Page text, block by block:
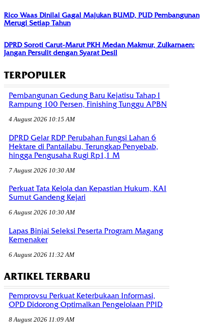
Rico Waas Dinilai Gagal Majukan BUMD, PUD Pembangunan
Merugi Setiap Tahun
DPRD Soroti Carut-Marut PKH Medan Makmur, Zulkarnaen:
Jangan Persulit dengan Syarat Desil
TERPOPULER
Pembangunan Gedung Baru Kejatisu Tahap I
Rampung 100 Persen, Finishing Tunggu APBN
4 August 2026 10:15 AM
DPRD Gelar RDP Perubahan Fungsi Lahan 6
Hektare di Pantailabu, Terungkap Penyebab,
hingga Pengusaha Rugi Rp1,1 M
7 August 2026 10:30 AM
Perkuat Tata Kelola dan Kepastian Hukum, KAI
Sumut Gandeng Kejari
6 August 2026 10:30 AM
Lapas Binjai Seleksi Peserta Program Magang
Kemenaker
6 August 2026 11:32 AM
ARTIKEL TERBARU
Pemprovsu Perkuat Keterbukaan Informasi,
OPD Didorong Optimalkan Pengelolaan PPID
8 August 2026 11:09 AM